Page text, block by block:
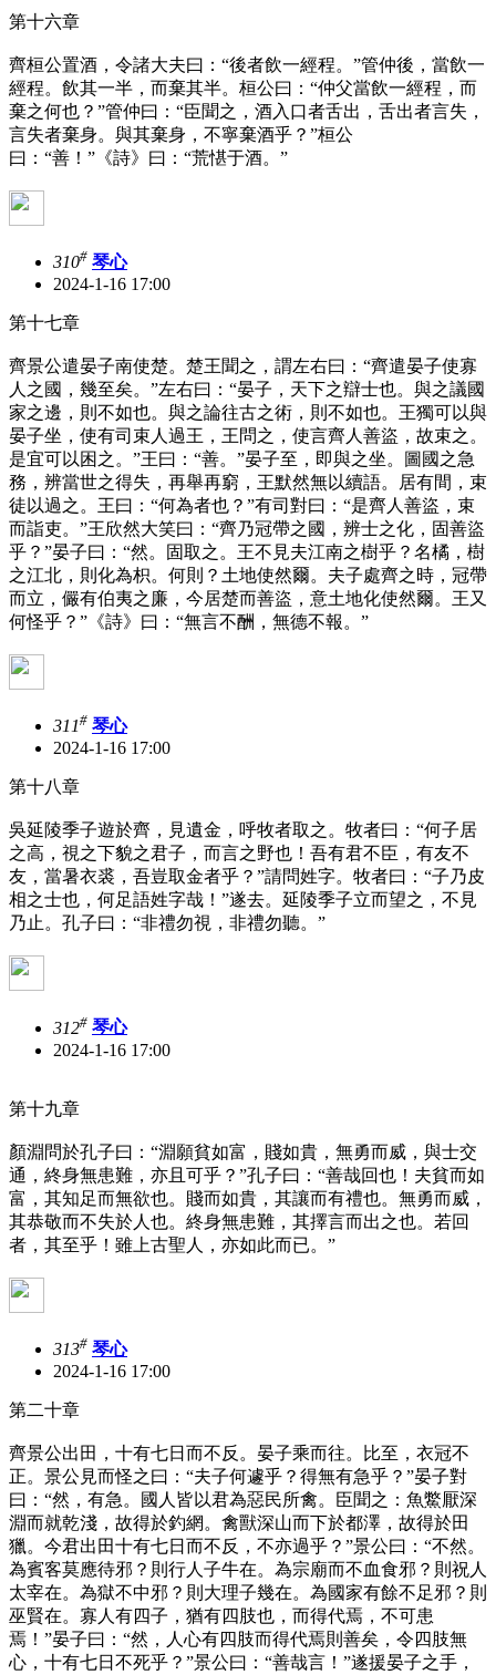
第十六章
齊桓公置酒，令諸大夫曰：“後者飲一經程。”管仲後，當飲一
經程。飲其一半，而棄其半。桓公曰：“仲父當飲一經程，而
棄之何也？”管仲曰：“臣聞之，酒入口者舌出，舌出者言失，
言失者棄身。與其棄身，不寧棄酒乎？”桓公
曰：“善！”《詩》曰：“荒愖于酒。”
310# 琴心
2024-1-16 17:00
第十七章
齊景公遣晏子南使楚。楚王聞之，謂左右曰：“齊遣晏子使寡
人之國，幾至矣。”左右曰：“晏子，天下之辯士也。與之議國
家之邊，則不如也。與之論往古之術，則不如也。王獨可以與
晏子坐，使有司束人過王，王問之，使言齊人善盜，故束之。
是宜可以困之。”王曰：“善。”晏子至，即與之坐。圖國之急
務，辨當世之得失，再舉再窮，王默然無以續語。居有間，束
徒以過之。王曰：“何為者也？”有司對曰：“是齊人善盜，束
而詣吏。”王欣然大笑曰：“齊乃冠帶之國，辨士之化，固善盜
乎？”晏子曰：“然。固取之。王不見夫江南之樹乎？名橘，樹
之江北，則化為枳。何則？土地使然爾。夫子處齊之時，冠帶
而立，儼有伯夷之廉，今居楚而善盜，意土地化使然爾。王又
何怪乎？”《詩》曰：“無言不酬，無德不報。”
311# 琴心
2024-1-16 17:00
第十八章
吳延陵季子遊於齊，見遺金，呼牧者取之。牧者曰：“何子居
之高，視之下貌之君子，而言之野也！吾有君不臣，有友不
友，當暑衣裘，吾豈取金者乎？”請問姓字。牧者曰：“子乃皮
相之士也，何足語姓字哉！”遂去。延陵季子立而望之，不見
乃止。孔子曰：“非禮勿視，非禮勿聽。”
312# 琴心
2024-1-16 17:00
第十九章
顏淵問於孔子曰：“淵願貧如富，賤如貴，無勇而威，與士交
通，終身無患難，亦且可乎？”孔子曰：“善哉回也！夫貧而如
富，其知足而無欲也。賤而如貴，其讓而有禮也。無勇而威，
其恭敬而不失於人也。終身無患難，其擇言而出之也。若回
者，其至乎！雖上古聖人，亦如此而已。”
313# 琴心
2024-1-16 17:00
第二十章
齊景公出田，十有七日而不反。晏子乘而往。比至，衣冠不
正。景公見而怪之曰：“夫子何遽乎？得無有急乎？”晏子對
曰：“然，有急。國人皆以君為惡民所禽。臣聞之：魚鱉厭深
淵而就乾淺，故得於釣網。禽獸深山而下於都澤，故得於田
獵。今君出田十有七日而不反，不亦過乎？”景公曰：“不然。
為賓客莫應待邪？則行人子牛在。為宗廟而不血食邪？則祝人
太宰在。為獄不中邪？則大理子幾在。為國家有餘不足邪？則
巫賢在。寡人有四子，猶有四肢也，而得代焉，不可患
焉！”晏子曰：“然，人心有四肢而得代焉則善矣，令四肢無
心，十有七日不死乎？”景公曰：“善哉言！”遂援晏子之手，